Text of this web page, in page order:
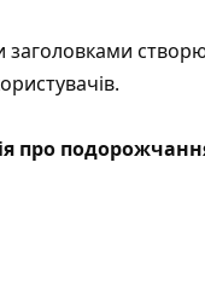
заголовками
про